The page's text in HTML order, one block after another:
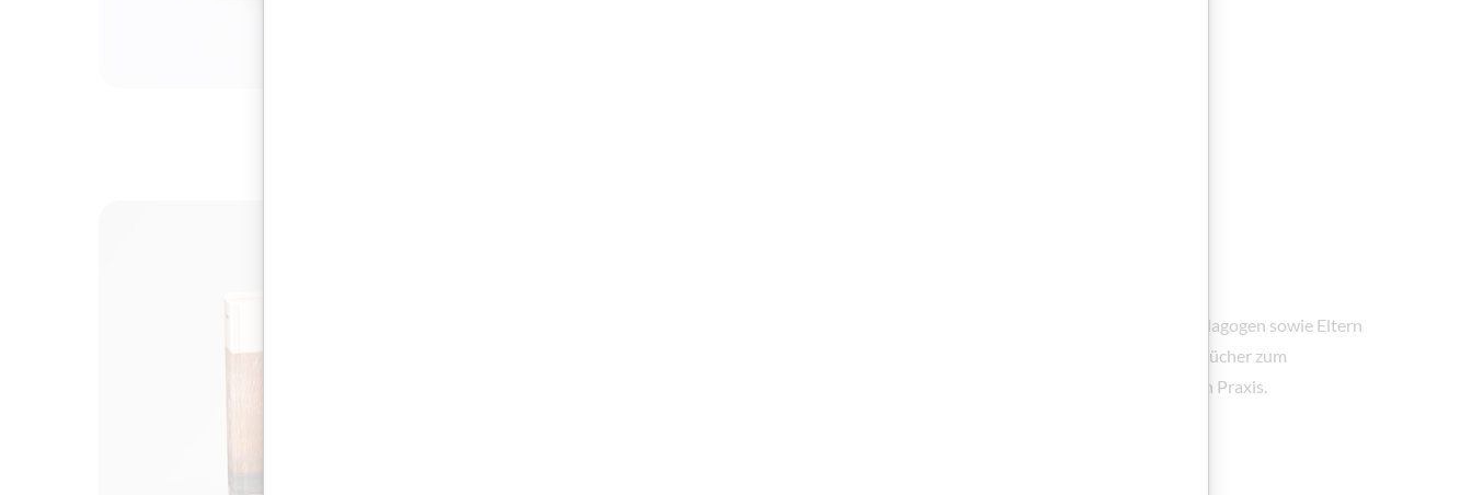
Der ÖIF unterstützt Elementarpädagoginnen und -pädagogen sowie Eltern
bei der frühen Sprachförderung und publiziert Kinderbücher zum
professionellen Einsatz in der elementarpädagogischen Praxis.